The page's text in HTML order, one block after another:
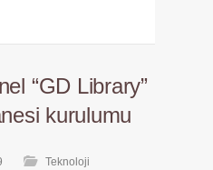
“GD Library”
kurulumu
Teknoloji